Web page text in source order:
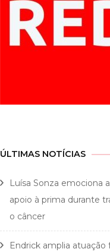
ÚLTIMAS NOTÍCIAS
Luísa Sonza emociona
apoio à prima durante
o câncer
Endrick amplia atuação